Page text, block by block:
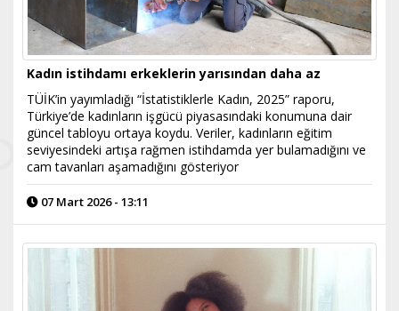
Kadın istihdamı erkeklerin yarısından daha az
TÜİK’in yayımladığı “İstatistiklerle Kadın, 2025” raporu,
Türkiye’de kadınların işgücü piyasasındaki konumuna dair
güncel tabloyu ortaya koydu. Veriler, kadınların eğitim
seviyesindeki artışa rağmen istihdamda yer bulamadığını ve
cam tavanları aşamadığını gösteriyor
07 Mart 2026 - 13:11